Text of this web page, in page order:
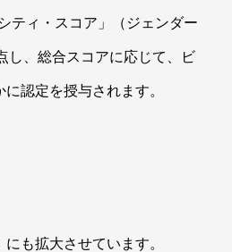
ティ・スコア」（ジェンダー
し、総合スコアに応じて、ビ
認定を授与されます。
も拡大させています。